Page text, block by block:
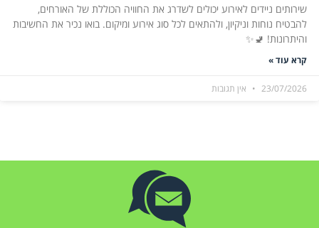
שירותים ניידים לאירוע יכולים לשדרג את החוויה הכוללת של האורחים,
להבטיח נוחות וניקיון, ולהתאים לכל סוג אירוע ומיקום. בואו נכיר את החשיבות
והיתרונות! 🚽✨
קרא עוד »
23/07/2026 אין תגובות